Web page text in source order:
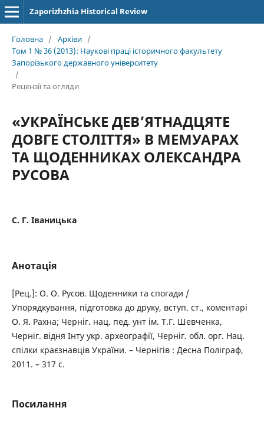
Zaporizhzhia Historical Review
Головна / Архіви /
Том 1 № 36 (2013): Наукові праці історичного факультету
Запорізького державного університету
/
Рецензії та огляди
«УКРАЇНСЬКЕ ДЕВ’ЯТНАДЦЯТЕ
ДОВГЕ СТОЛІТТЯ» В МЕМУАРАХ
ТА ЩОДЕННИКАХ ОЛЕКСАНДРА
РУСОВА
С. Г. Іваницька
Анотація
[Рец.]: О. О. Русов. Щоденники та спогади /
Упорядкування, підготовка до друку, вступ. ст., коментарі
О. Я. Рахна; Черніг. нац. пед. унт ім. Т.Г. Шевченка,
Черніг. відня Інту укр. археографії, Черніг. обл. орг. Нац.
спілки краєзнавців України. – Чернігів : Десна Поліграф,
2011. – 317 с.
Посилання